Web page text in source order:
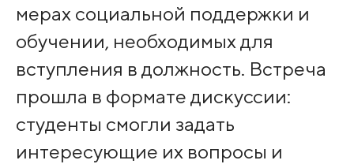
мерах социальной поддержки и
обучении, необходимых для
вступления в должность. Встреча
прошла в формате дискуссии:
студенты смогли задать
интересующие их вопросы и